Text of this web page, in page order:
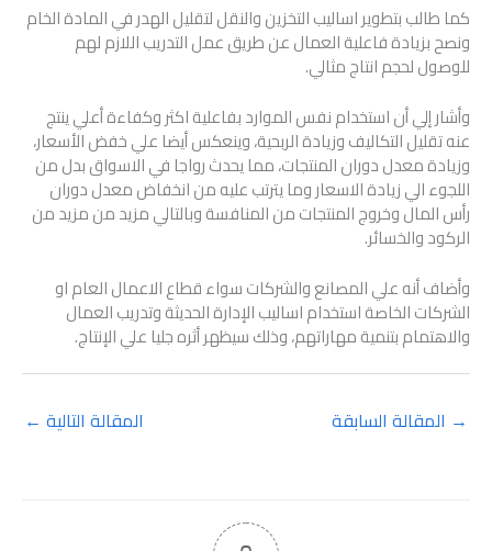
كما طالب بتطوير اساليب التخزين والنقل لتقليل الهدر في المادة الخام
ونصح بزيادة فاعلية العمال عن طريق عمل التدريب اللازم لهم
للوصول لحجم انتاج مثالي.
وأشار إلي أن استخدام نفس الموارد بفاعلية اكثر وكفاءة أعلي ينتج
عنه تقليل التكاليف وزيادة الربحية، وينعكس أيضا علي خفض الأسعار،
وزيادة معدل دوران المنتجات، مما يحدث رواجا في الاسواق بدل من
اللجوء الي زيادة الاسعار وما يترتب عليه من انخفاض معدل دوران
رأس المال وخروج المنتجات من المنافسة وبالتالي مزيد من مزيد من
الركود والخسائر.
وأضاف أنه علي المصانع والشركات سواء قطاع الاعمال العام او
الشركات الخاصة استخدام اساليب الإدارة الحديثة وتدريب العمال
والاهتمام بتنمية مهاراتهم، وذلك سيظهر أثره جليا علي الإنتاج.
→ المقالة السابقة المقالة التالية ←